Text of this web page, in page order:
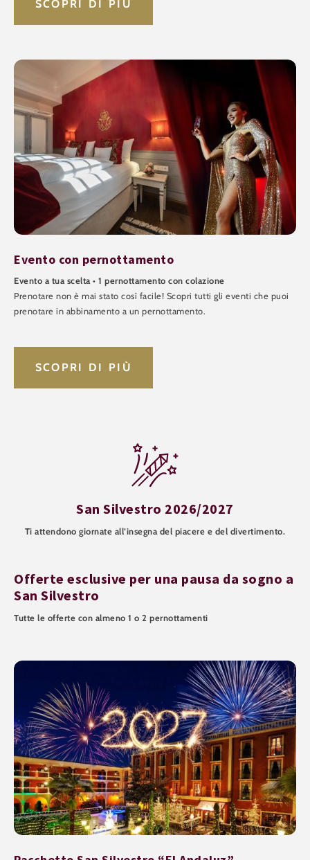
SCOPRI DI PIÙ
Evento con pernottamento
Evento a tua scelta • 1 pernottamento con colazione
Prenotare non è mai stato così facile! Scopri tutti gli eventi che puoi
prenotare in abbinamento a un pernottamento.
SCOPRI DI PIÙ
San Silvestro 2026/2027
Ti attendono giornate all’insegna del piacere e del divertimento.
Offerte esclusive per una pausa da sogno a
San Silvestro
Tutte le offerte con almeno 1 o 2 pernottamenti